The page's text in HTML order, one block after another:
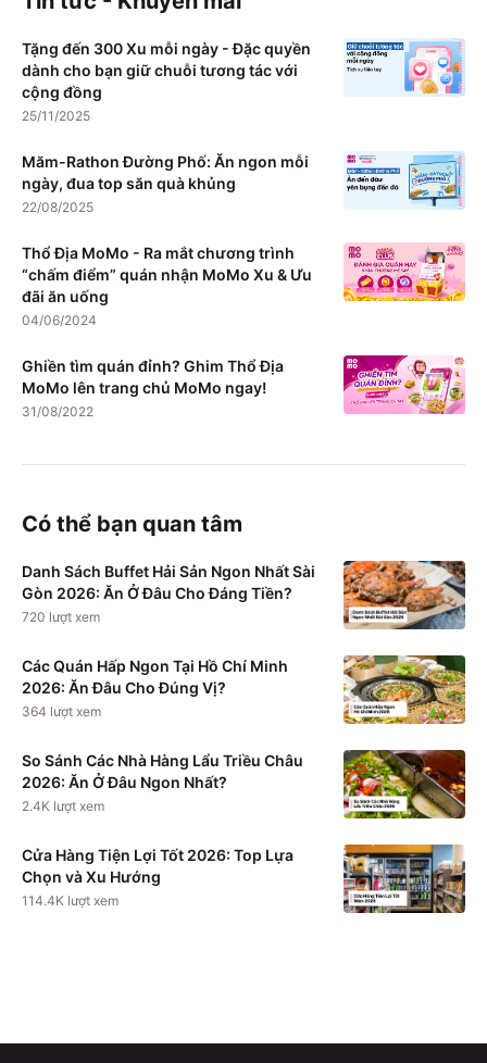
Tặng đến 300 Xu mỗi ngày - Đặc quyền
dành cho bạn giữ chuỗi tương tác với
cộng đồng
25/11/2025
Măm-Rathon Đường Phố: Ăn ngon mỗi
ngày, đua top săn quà khủng
22/08/2025
Thổ Địa MoMo - Ra mắt chương trình
“chấm điểm” quán nhận MoMo Xu & Ưu
đãi ăn uống
04/06/2024
Ghiền tìm quán đỉnh? Ghim Thổ Địa
MoMo lên trang chủ MoMo ngay!
31/08/2022
Có thể bạn quan tâm
Danh Sách Buffet Hải Sản Ngon Nhất Sài
Gòn 2026: Ăn Ở Đâu Cho Đáng Tiền?
720 lượt xem
Các Quán Hấp Ngon Tại Hồ Chí Minh
2026: Ăn Đâu Cho Đúng Vị?
364 lượt xem
So Sánh Các Nhà Hàng Lẩu Triều Châu
2026: Ăn Ở Đâu Ngon Nhất?
2.4K lượt xem
Cửa Hàng Tiện Lợi Tốt 2026: Top Lựa
Chọn và Xu Hướng
114.4K lượt xem